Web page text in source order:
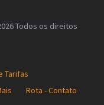
Todos os direitos
Tarifas
Rota - Contato